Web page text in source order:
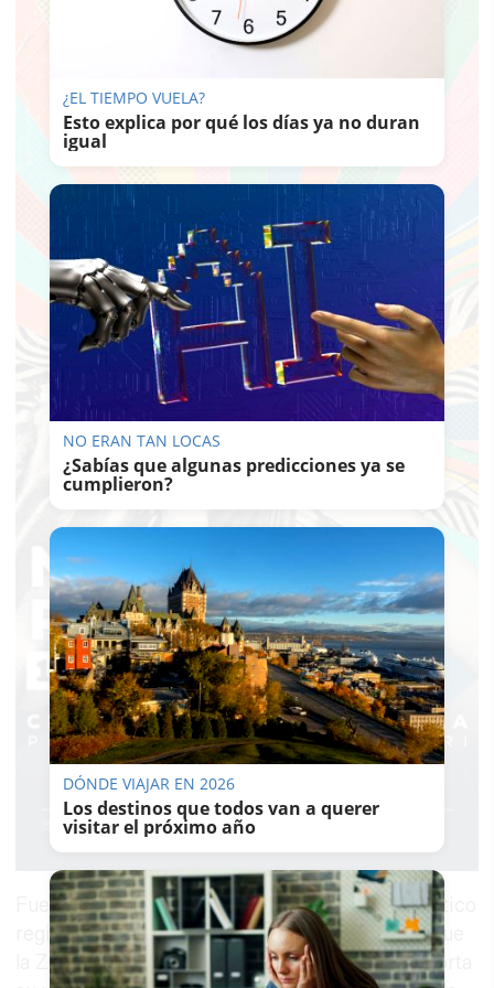
Fue en octubre de 2015 cuando este grupo político
registró la proposición en la RAE justificando que
la Zambomba es “un elemento singular que aporta
¿EL TIEMPO VUELA?
Esto explica por qué los días ya no duran
igual
NO ERAN TAN LOCAS
¿Sabías que algunas predicciones ya se
cumplieron?
DÓNDE VIAJAR EN 2026
Los destinos que todos van a querer
visitar el próximo año